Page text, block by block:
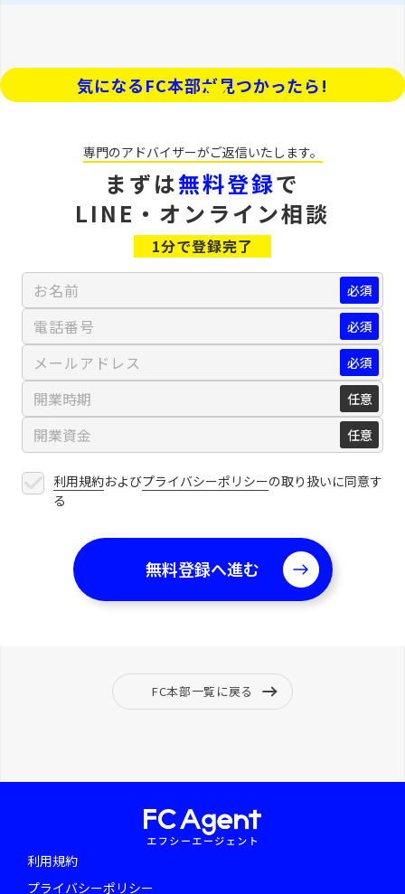
気になるFC本部が見つかったら!
専門のアドバイザーがご返信いたします。
まずは無料登録で
LINE・オンライン相談
1分で登録完了
利用規約およびプライバシーポリシーの取り扱いに同意す
る
FC本部一覧に戻る
利用規約
プライバシーポリシー